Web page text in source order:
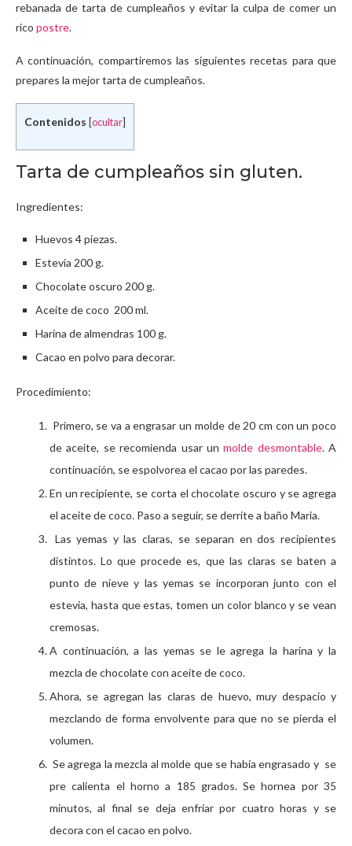
rebanada de tarta de cumpleaños y evitar la culpa de comer un
rico postre.
A continuación, compartiremos las siguientes recetas para que
prepares la mejor tarta de cumpleaños.
Contenidos ocultar
Tarta de cumpleaños sin gluten.
Ingredientes:
Huevos 4 piezas.
Estevia 200 g.
Chocolate oscuro 200 g.
Aceite de coco 200 ml.
Harina de almendras 100 g.
Cacao en polvo para decorar.
Procedimiento:
Primero, se va a engrasar un molde de 20 cm con un poco
de aceite, se recomienda usar unmolde desmontable. A
continuación, se espolvorea el cacao por las paredes.
En un recipiente, se corta el chocolate oscuro y se agrega
el aceite de coco. Paso a seguir, se derrite a baño Maria.
Las yemas y las claras, se separan en dos recipientes
distintos. Lo que procede es, que las claras se baten a
punto de nieve y las yemas se incorporan junto con el
estevia, hasta que estas, tomen un color blanco y se vean
cremosas.
A continuación, a las yemas se le agrega la harina y la
mezcla de chocolate con aceite de coco.
Ahora, se agregan las claras de huevo, muy despacio y
mezclando de forma envolvente para que no se pierda el
volumen.
Se agrega la mezcla al molde que se había engrasado y se
pre calienta el horno a 185 grados. Se hornea por 35
minutos, al final se deja enfriar por cuatro horas y se
decora con el cacao en polvo.